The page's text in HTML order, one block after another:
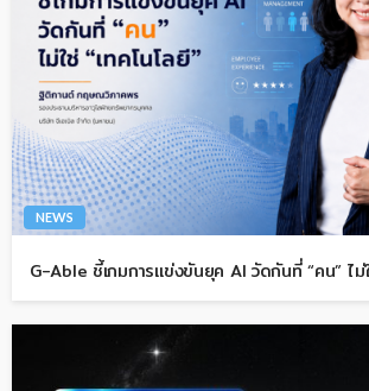
NEWS
G-Able ชี้เกมการแข่งขันยุค AI วัดกันที่ “คน” ไม่